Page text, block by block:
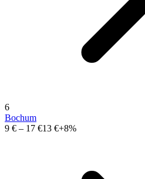
6
Bochum
9 € – 17 €13 €+8%